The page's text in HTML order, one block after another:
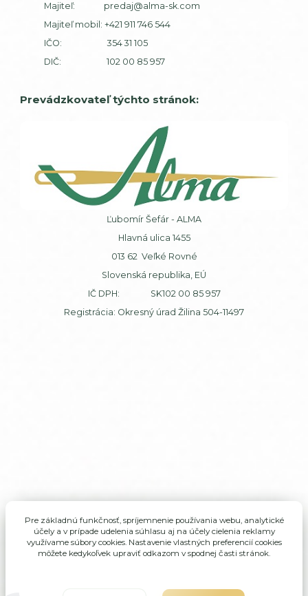
Majiteľ: predaj@alma-sk.com
Majiteľ mobil: +421 911 746 544
IČO: 354 31 105
DIČ: 102 00 85 957
Prevádzkovateľ týchto stránok:
Ľubomír Šefár - ALMA
Hlavná ulica 1455
013 62 Veľké Rovné
Slovenská republika, EÚ
IČ DPH: SK102 00 85 957
Registrácia: Okresný úrad Žilina 504-11497
Pre základnú funkčnosť, spríjemnenie používania webu, analytické
účely a v prípade udelenia súhlasu aj na účely cielenia reklamy
využívame súbory cookies. Nastavenie vlastných preferencií cookies
môžete kedykoľvek upraviť odkazom v spodnej časti stránok.